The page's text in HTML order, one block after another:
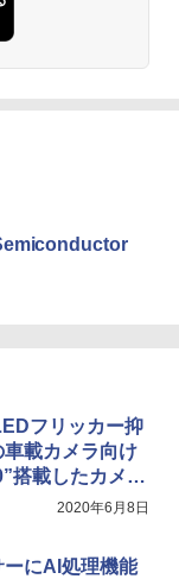
フリッカー抑
載カメラ向け
搭載したカメラ
2020年6月8日
にAI処理機能